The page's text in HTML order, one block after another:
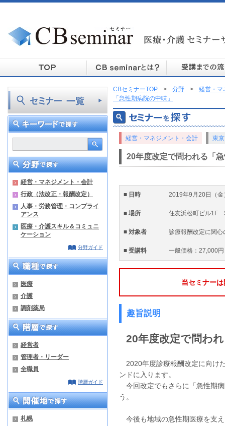
経営・マネジメント・会計
行政（法改正・報酬改定）
人事・労務管理・コンプライ
アンス
医療・介護スキル＆コミュニ
ケーション
分野ガイド
医療
介護
調剤薬局
経営者
管理者・リーダー
全職員
階層ガイド
札幌
CBセミナーTOP > 分野 >
経営・マ
「急性期病院の中味」
経営・マネジメント・会計 東京
20年度改定で問われる「
■ 日時 2019年9月20日（
■ 場所 住友浜松町ビル1F
■ 対象者 診療報酬改定に関
■ 受講料 一般価格：27,000
当セミナー
趣旨説明
20年度改定で問わ
2020年度診療報酬改定に向け
ンドに入ります。
今回改定でもさらに「急性期
う。
今後も地域の急性期医療を支